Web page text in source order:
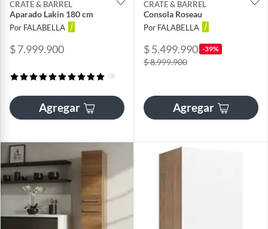
CRATE & BARREL
Aparado Lakin 180 cm
Por FALABELLA
$ 7.999.900
(3)
Agregar
CRATE & BARREL
Consola Roseau
Por FALABELLA
$ 5.499.990 -39%
$ 8.999.900
Agregar